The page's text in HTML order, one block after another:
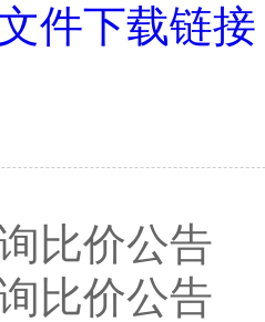
件下载链接
比价公告
比价公告